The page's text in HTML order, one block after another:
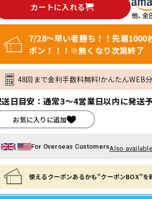
カートに入れる
7/28～早い者勝ち！！先着1000
ポン！！！※無くなり次第終了
48回まで金利手数料無料!かんたんWEB
日目安：通常3～4営業日以内に発送
お気に入りに追加
For Overseas CustomersAlso
使えるクーポンあるかも"クーポンBOX"を